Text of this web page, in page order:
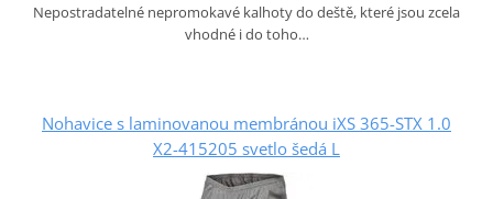
Nepostradatelné nepromokavé kalhoty do deště, které jsou zcela
vhodné i do toho…
Nohavice s laminovanou membránou iXS 365-STX 1.0
X2-415205 svetlo šedá L